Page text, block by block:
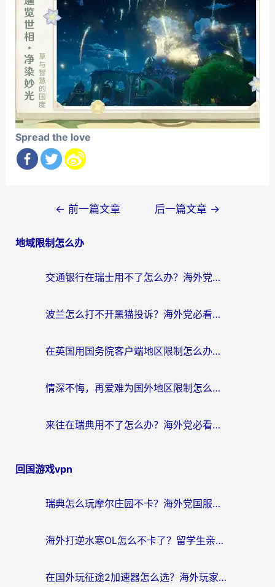
Spread the love
导
← 前一篇文章 后一篇文章 →
地域限制怎么办
交通银行在瑞士用不了怎么办？海外党必备回国加速器指南，追剧游戏全搞定
波兰怎么打不开黑猫投诉？海外党必看的回国加速器选择指南（解决追剧社保音乐难题）
在英国用国务院客户端地区限制怎么办？海外党必看的回国加速实用指南
情深不悔，再爱难为国外地区限制怎么看？海外党追剧听歌的破局指南
来往在瑞典用不了怎么办？海外党必看的回国加速器选择指南（附微信定位修改+喜马拉雅版权破解）
回国游戏vpn
瑞典怎么玩摩尔庄园不卡？海外党国服游戏加速器终极指南（附非洲欧洲实测）
海外打逆水寒OL怎么不卡了？留学生亲测有效的国服游戏加速指南
在国外玩征途2加速器怎么选？海外玩家告别延迟卡顿的实用指南